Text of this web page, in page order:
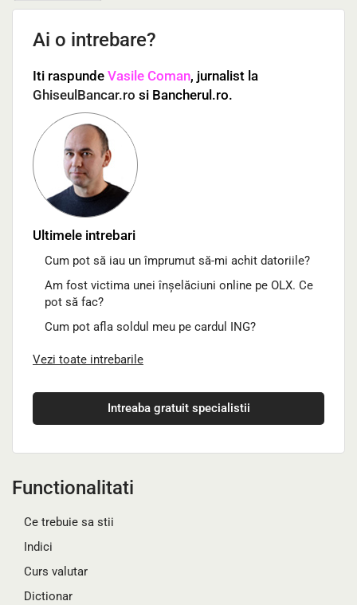
Ai o intrebare?
Iti raspunde Vasile Coman, jurnalist la
GhiseulBancar.ro si Bancherul.ro.
Ultimele intrebari
Cum pot să iau un împrumut să-mi achit datoriile?
Am fost victima unei înșelăciuni online pe OLX. Ce
pot să fac?
Cum pot afla soldul meu pe cardul ING?
Vezi toate intrebarile
Intreaba gratuit specialistii
Functionalitati
Ce trebuie sa stii
Indici
Curs valutar
Dictionar